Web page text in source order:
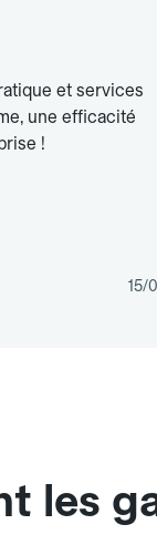
et services
une efficacité
!
15/
les